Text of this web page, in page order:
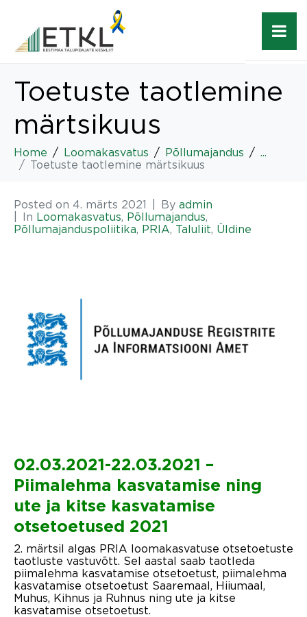
Toetuste taotlemine
märtsikuus
Home Loomakasvatus Põllumajandus
...
Toetuste taotlemine märtsikuus
Posted on 4. märts 2021 By admin
In Loomakasvatus, Põllumajandus,
Põllumajanduspoliitika, PRIA, Taluliit, Üldine
02.03.2021-22.03.2021 –
Piimalehma kasvatamise ning
ute ja kitse kasvatamise
otsetoetused 2021
2. märtsil algas PRIA loomakasvatuse otsetoetuste
taotluste vastuvõtt. Sel aastal saab taotleda
piimalehma kasvatamise otsetoetust, piimalehma
kasvatamise otsetoetust Saaremaal, Hiiumaal,
Muhus, Kihnus ja Ruhnus ning ute ja kitse
kasvatamise otsetoetust.